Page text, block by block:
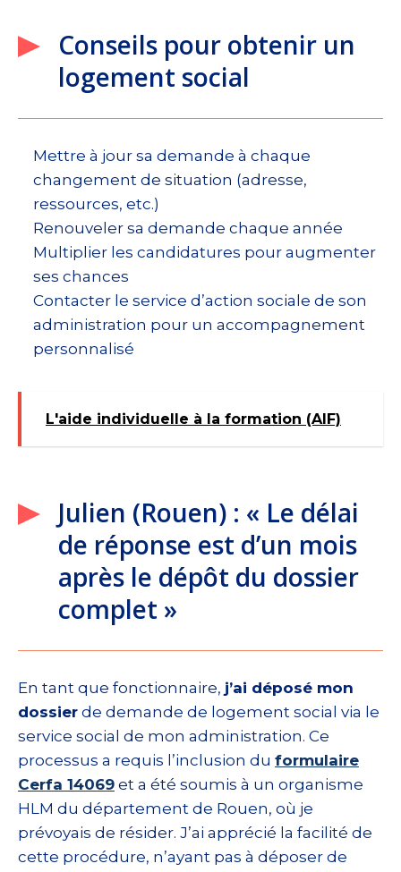
Conseils pour obtenir un
logement social
Mettre à jour sa demande à chaque
changement de situation (adresse,
ressources, etc.)
Renouveler sa demande chaque année
Multiplier les candidatures pour augmenter
ses chances
Contacter le service d’action sociale de son
administration pour un accompagnement
personnalisé
L'aide individuelle à la formation (AIF)
Julien (Rouen) : « Le délai
de réponse est d’un mois
après le dépôt du dossier
complet »
En tant que fonctionnaire, j’ai déposé mon
dossier de demande de logement social via le
service social de mon administration. Ce
processus a requis l’inclusion du formulaire
Cerfa 14069 et a été soumis à un organisme
HLM du département de Rouen, où je
prévoyais de résider. J’ai apprécié la facilité de
cette procédure, n’ayant pas à déposer de